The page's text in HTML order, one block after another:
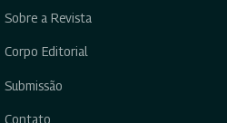
Sobre a Revista
Corpo Editorial
Submissão
Contato